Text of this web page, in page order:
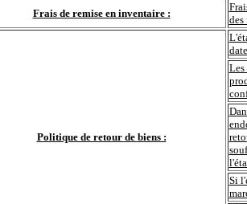
Frais de remise en inventaire :
des
Politique de retour de biens :
Les
Si